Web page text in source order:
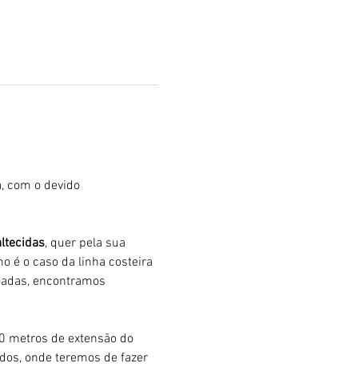
com o devido
, quer pela sua
é o caso da linha costeira
encontramos
metros de extensão do
onde teremos de fazer